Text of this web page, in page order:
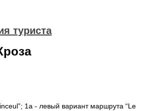
туриста
1а - левый вариант маршрута “Le